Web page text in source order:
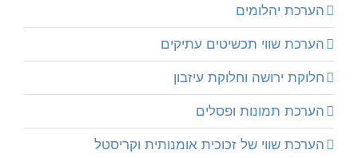
הערכת יהלומים
הערכת שווי תכשיטים עתיקים
חלוקת ירושה וחלוקת עיזבון
הערכת תמונות ופסלים
הערכת שווי של זכוכית אומנותית וקריסטל